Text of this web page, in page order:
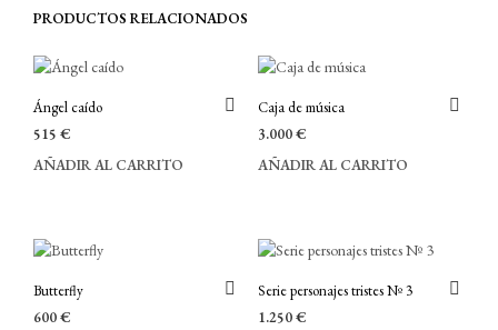
PRODUCTOS RELACIONADOS
Ángel caído
515 €
AÑADIR AL CARRITO
Caja de música
3.000€
AÑADIR AL CARRITO
Butterfly
600€
Serie personajes tristes Nº 3
1.250€